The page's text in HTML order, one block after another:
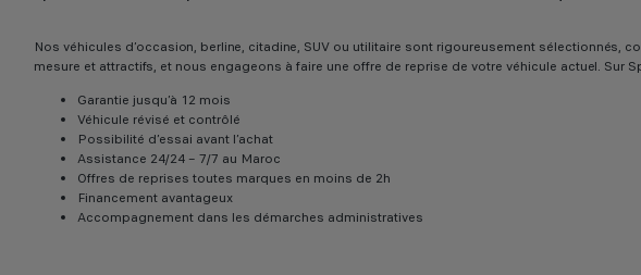
Nos véhicules d’occasion, berline, citadine, SUV ou utilitaire sont rigoureusement
mesure et attractifs, et nous engageons à faire une offre de reprise de votre véhicule actuel.
Garantie jusqu’à 12 mois
Véhicule révisé et contrôlé
Possibilité d’essai avant l’achat
Assistance 24/24 – 7/7 au Maroc
Offres de reprises toutes marques en moins de 2h
Financement avantageux
Accompagnement dans les démarches administratives